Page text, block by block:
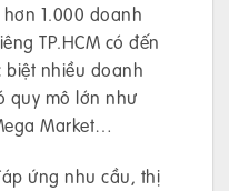
1.000 doanh
TP.HCM có đến
nhiều doanh
quy mô lớn như
Market…
ứng nhu cầu, thị